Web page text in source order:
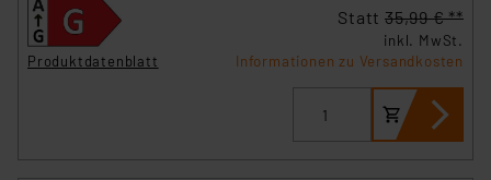
Produktdatenblatt
Statt 35,99 € **
inkl. MwSt.
Informationen zu Versandkosten